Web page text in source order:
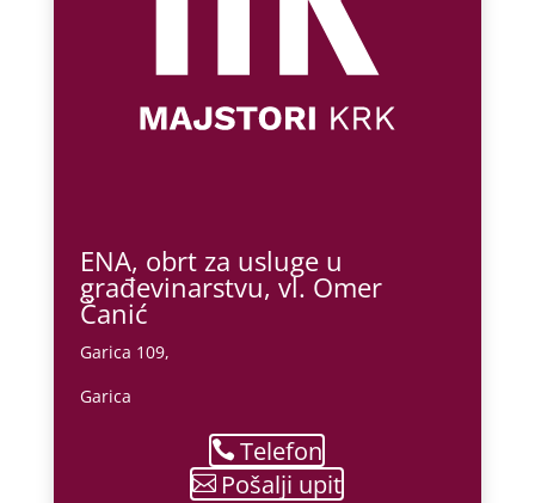
ENA, obrt za usluge u
građevinarstvu, vl. Omer
Čanić
Garica 109,
Garica
Telefon
Pošalji upit